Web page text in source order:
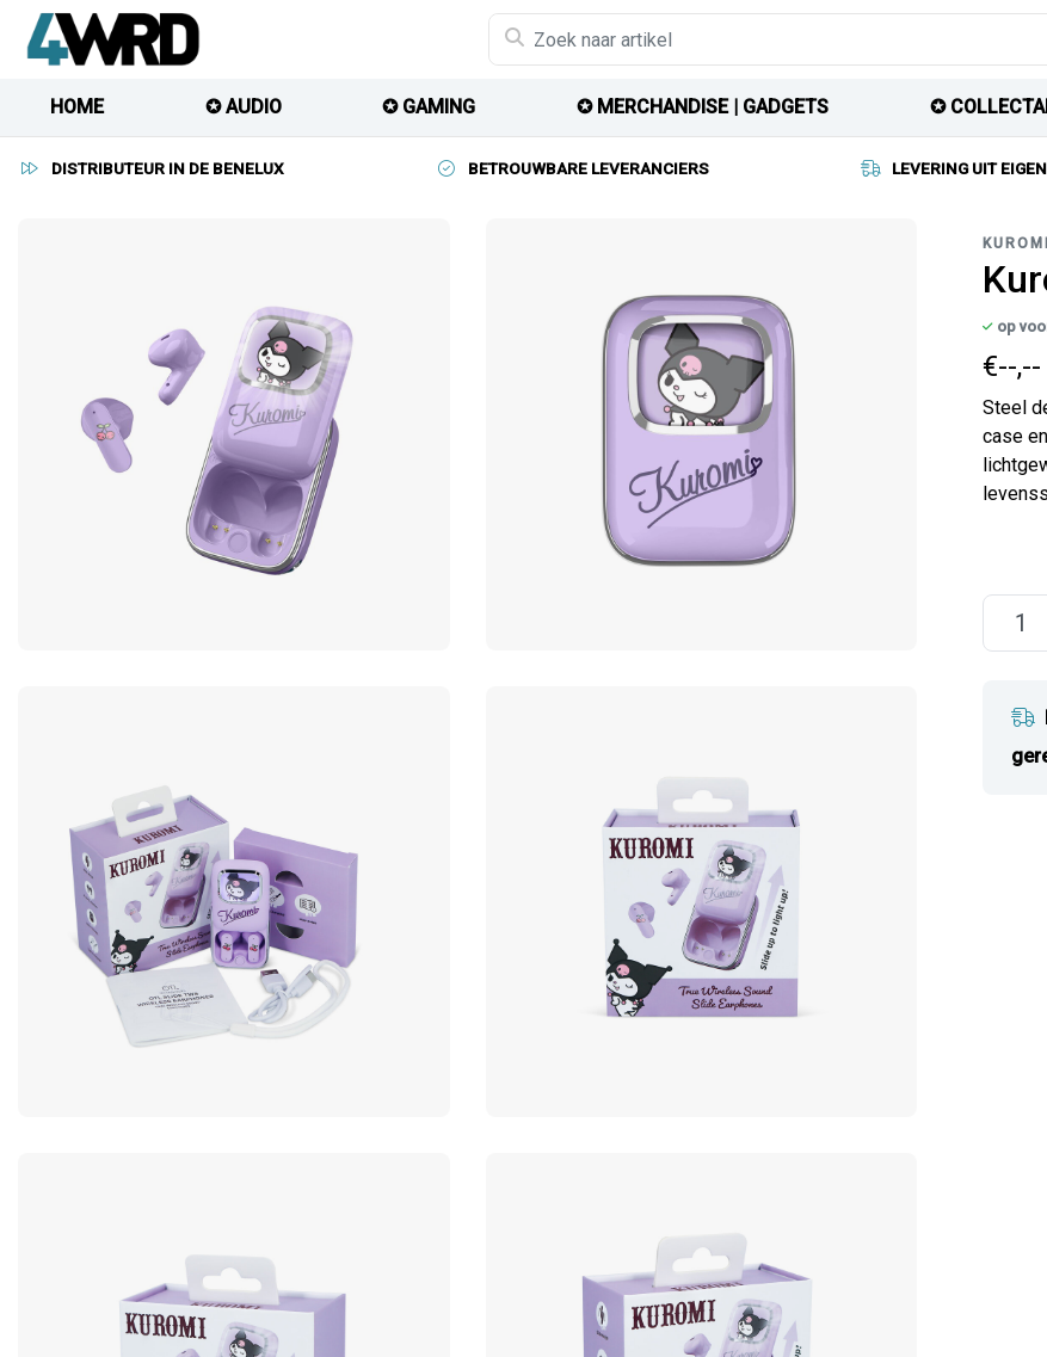
HOME ✪ AUDIO ✪ GAMING ✪ MERCHANDISE | GADGETS ✪
DISTRIBUTEUR IN DE BENELUX BETROUWBARE LEVERANCIERS LEVERING UIT
KUROMI
op
€--,--
Steel
case